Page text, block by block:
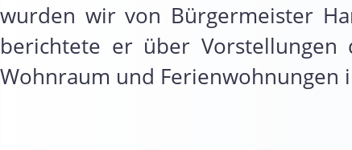
wurden wir von Bürgermeister
berichtete er über
Wohnraum und Ferienwohnungen